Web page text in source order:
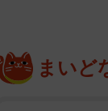
まいど